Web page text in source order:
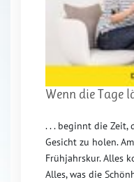
Wenn die Tage
. . . beginnt die Zeit,
Gesicht zu holen.
Frühjahrskur. Alles
Alles, was die